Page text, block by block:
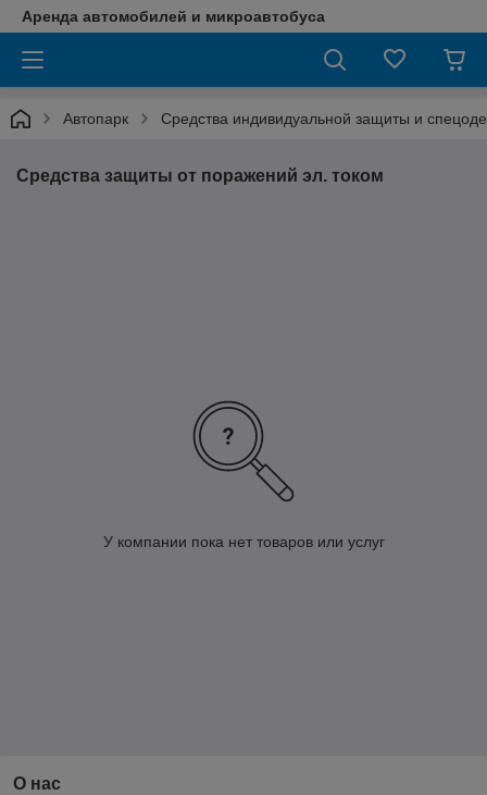
Аренда автомобилей и микроавтобуса
Автопарк Средства индивидуальной защиты и
Средства защиты от поражений эл. током
У компании пока нет товаров или услуг
О нас